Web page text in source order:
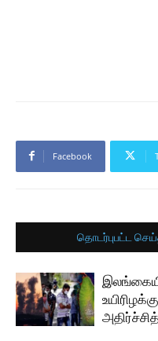
Facebook
தொடர்புபட்ட